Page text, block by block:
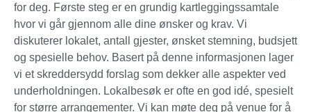
for deg. Første steg er en grundig kartleggingssamtale
hvor vi går gjennom alle dine ønsker og krav. Vi
diskuterer lokalet, antall gjester, ønsket stemning, budsjett
og spesielle behov. Basert på denne informasjonen lager
vi et skreddersydd forslag som dekker alle aspekter ved
underholdningen. Lokalbesøk er ofte en god idé, spesielt
for større arrangementer. Vi kan møte deg på venue for å